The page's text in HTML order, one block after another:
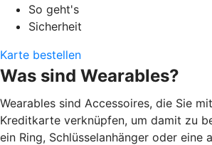
So geht's
Sicherheit
Karte bestellen
Was sind Wearables?
Wearables sind Accessoires, die Sie
Kreditkarte verknüpfen, um damit zu
ein Ring, Schlüsselanhänger oder eine